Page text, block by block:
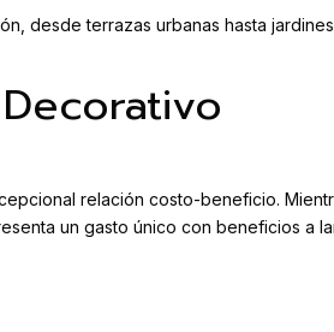
desde terrazas urbanas hasta
relación costo-beneficio.
un gasto único con beneficios a